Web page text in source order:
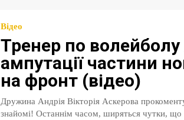
Відео
Тренер по
ампутації частини
на фронт (відео)
Дружина Андрія Вікторія Аскерова прокоментувала
знайомі! Останнім часом, ширяться чутки, що з моїм чоловіком!